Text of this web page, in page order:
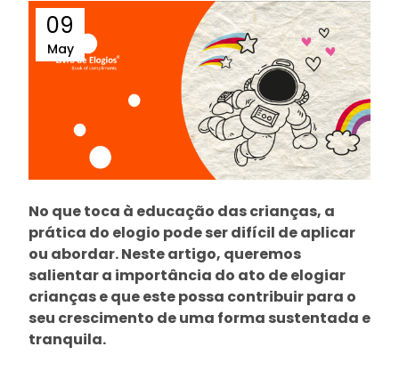
09
May
No que toca à educação das crianças, a
prática do elogio pode ser difícil de aplicar
ou abordar. Neste artigo, queremos
salientar a importância do ato de elogiar
crianças e que este possa contribuir para o
seu crescimento de uma forma sustentada e
tranquila.